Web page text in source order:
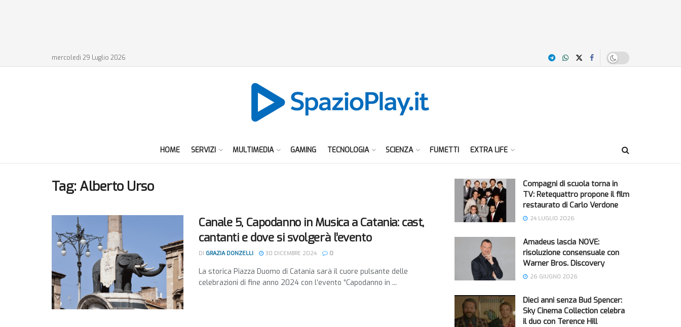
mercoledì 29 Luglio 2026
HOME SERVIZI MULTIMEDIA GAMING TECNOLOGIA SCIENZA FUMETTI EXTRA LIFE
Tag:Alberto Urso
Canale 5, Capodanno in Musica a Catania: cast,
cantanti e dove si svolgerà l’evento
DI GRAZIA DONZELLI 30 DICEMBRE 2024 0
La storica Piazza Duomo di Catania sarà il cuore pulsante delle
celebrazioni di fine anno 2024 con l’evento “Capodanno in ...
Compagni di scuola torna in
TV: Retequattro propone il film
restaurato di Carlo Verdone
24 LUGLIO 2026
Amadeus lascia NOVE:
risoluzione consensuale con
Warner Bros. Discovery
26 GIUGNO 2026
Dieci anni senza Bud Spencer:
Sky Cinema Collection celebra
il duo con Terence Hill